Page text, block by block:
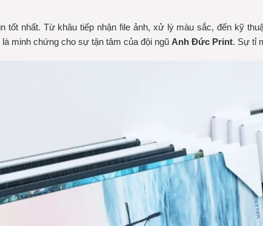
nhất. Từ khâu tiếp nhận file ảnh, xử lý màu sắc, đến kỹ
là minh chứng cho sự tận tâm của đội ngũ Anh Đức Print. Sự tỉ